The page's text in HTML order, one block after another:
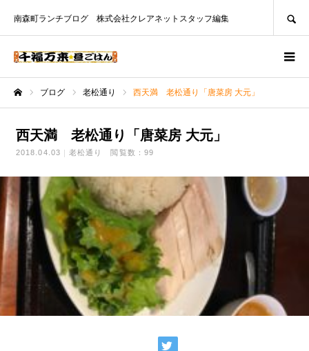
南森町ランチブログ 株式会社クレアネットスタッフ編集
ブログ 老松通り 西天満 老松通り「唐菜房 大元」
西天満 老松通り「唐菜房 大元」
2018.04.03 老松通り 閲覧数：99